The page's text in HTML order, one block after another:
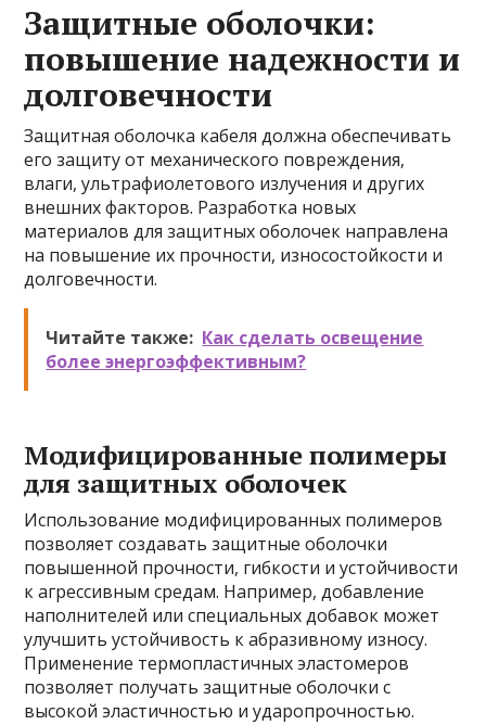
Защитные оболочки:
повышение надежности и
долговечности
Защитная оболочка кабеля должна обеспечивать
его защиту от механического повреждения,
влаги, ультрафиолетового излучения и других
внешних факторов. Разработка новых
материалов для защитных оболочек направлена
на повышение их прочности, износостойкости и
долговечности.
Читайте также: Как сделать освещение
более энергоэффективным?
Модифицированные полимеры
для защитных оболочек
Использование модифицированных полимеров
позволяет создавать защитные оболочки
повышенной прочности, гибкости и устойчивости
к агрессивным средам. Например, добавление
наполнителей или специальных добавок может
улучшить устойчивость к абразивному износу.
Применение термопластичных эластомеров
позволяет получать защитные оболочки с
высокой эластичностью и ударопрочностью.